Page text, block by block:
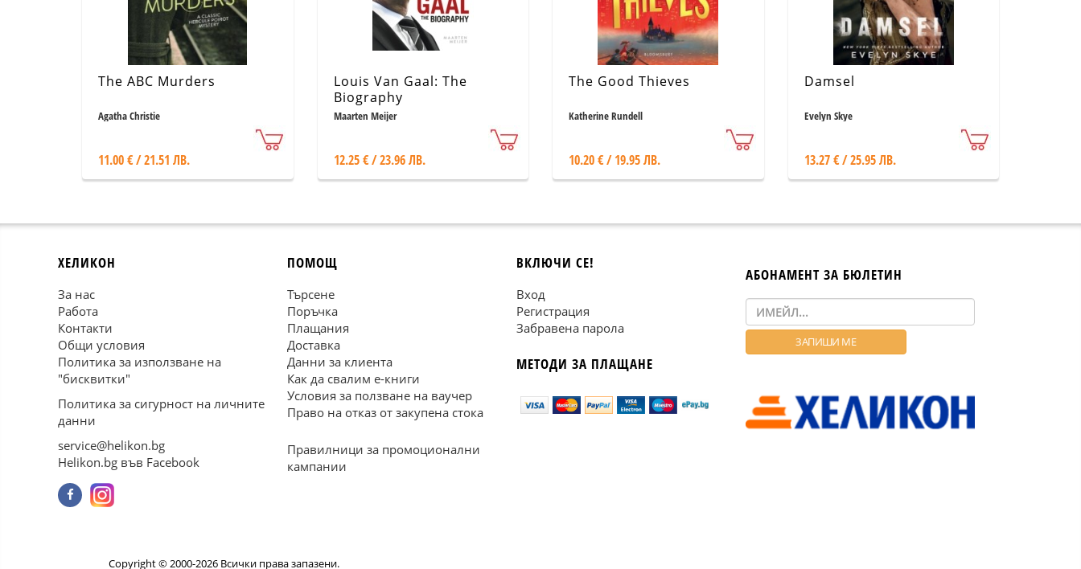
The ABC Murders
Agatha Christie
11.00 € / 21.51 ЛВ.
Louis Van Gaal: The
Biography
Maarten Meijer
12.25 € / 23.96 ЛВ.
The Good Thieves
Katherine Rundell
10.20 € / 19.95 ЛВ.
Damsel
Evelyn Skye
13.27 € / 25.95 ЛВ.
ХЕЛИКОН
За нас
Работа
Контакти
Общи условия
Политика за използване на
"бисквитки"
Политика за сигурност на личните
данни
service@helikon.bg
Helikon.bg във Facebook
ПОМОЩ
Търсене
Поръчка
Плащания
Доставка
Данни за клиента
Как да свалим е-книги
Условия за ползване на ваучер
Право на отказ от закупена стока
Правилници за промоционални
кампании
ВКЛЮЧИ СЕ!
Вход
Регистрация
Забравена парола
МЕТОДИ ЗА ПЛАЩАНЕ
АБОНАМЕНТ ЗА БЮЛЕТИН
Copyright © 2000-2026 Всички права запазени.